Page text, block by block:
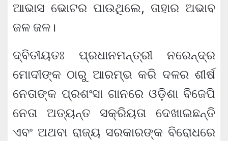
ଆଭାସ ଭୋଟର ପାଉଥିଲେ, ତାହାର ଅଭାବ
ଜଳ ଜଳ।
ଦ୍ବିତୀୟତଃ ପ୍ରଧାନମନ୍ତ୍ରୀ ନରେନ୍ଦ୍ର
ମୋଦୀଙ୍କ ଠାରୁ ଆରମ୍ଭ କରି ଦଳର ଶୀର୍ଷ
ନେତାଙ୍କ ପ୍ରଶଂସା ଗାନରେ ଓଡ଼ିଶା ବିଜେପି
ନେତା ଅତ୍ୟନ୍ତ ସକ୍ରିୟତା ଦେଖାଇଛନ୍ତି
ଏବଂ ଅଥବା ରାଜ୍ୟ ସରକାରଙ୍କ ବିରୋଧରେ